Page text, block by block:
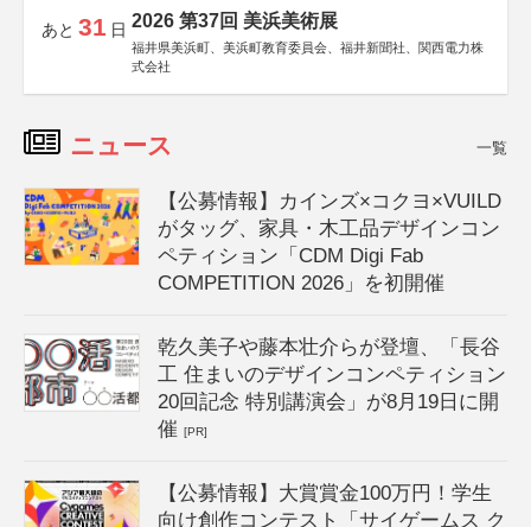
あと 31 日 2026 第37回 美浜美術展
福井県美浜町、美浜町教育委員会、福井新聞社、関西電力株
式会社
ニュース 一覧
【公募情報】カインズ×コクヨ×VUILD
がタッグ、家具・木工品デザインコン
ペティション「CDM Digi Fab
COMPETITION 2026」を初開催
乾久美子や藤本壮介らが登壇、「長谷
工 住まいのデザインコンペティション
20回記念 特別講演会」が8月19日に開
催[PR]
【公募情報】大賞賞金100万円！学生
向け創作コンテスト「サイゲームス ク